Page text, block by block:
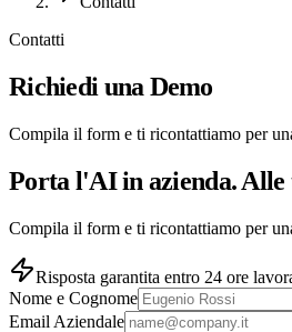
Contatti
Richiedi una Demo
Compila il form e ti ricontattiamo per
Porta l'AI in azienda. Alle
Compila il form e ti ricontattiamo per
Risposta garantita entro 24 ore
Nome e Cognome
Email Aziendale